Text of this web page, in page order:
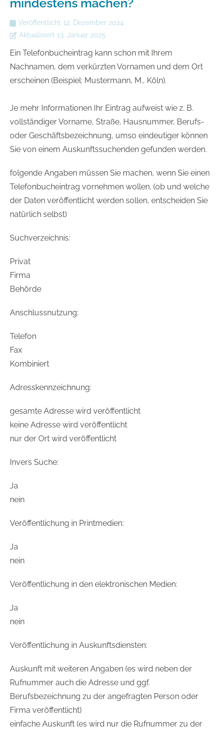
mindestens machen?
Veröffentlicht 12. Dezember 2024
Aktualisiert 13. Januar 2025
Ein Telefonbucheintrag kann schon mit Ihrem
Nachnamen, dem verkürzten Vornamen und dem Ort
erscheinen (Beispiel: Mustermann, M., Köln).
Je mehr Informationen Ihr Eintrag aufweist wie z. B.
vollständiger Vorname, Straße, Hausnummer, Berufs-
oder Geschäftsbezeichnung, umso eindeutiger können
Sie von einem Auskunftssuchenden gefunden werden.
folgende Angaben müssen Sie machen, wenn Sie einen
Telefonbucheintrag vornehmen wollen. (ob und welche
der Daten veröffentlicht werden sollen, entscheiden Sie
natürlich selbst)
Suchverzeichnis:
Privat
Firma
Behörde
Anschlussnutzung:
Telefon
Fax
Kombiniert
Adresskennzeichnung:
gesamte Adresse wird veröffentlicht
keine Adresse wird veröffentlicht
nur der Ort wird veröffentlicht
Invers Suche:
Ja
nein
Veröffentlichung in Printmedien:
Ja
nein
Veröffentlichung in den elektronischen Medien:
Ja
nein
Veröffentlichung in Auskunftsdiensten:
Auskunft mit weiteren Angaben (es wird neben der
Rufnummer auch die Adresse und ggf.
Berufsbezeichnung zu der angefragten Person oder
Firma veröffentlicht)
einfache Auskunft (es wird nur die Rufnummer zu der